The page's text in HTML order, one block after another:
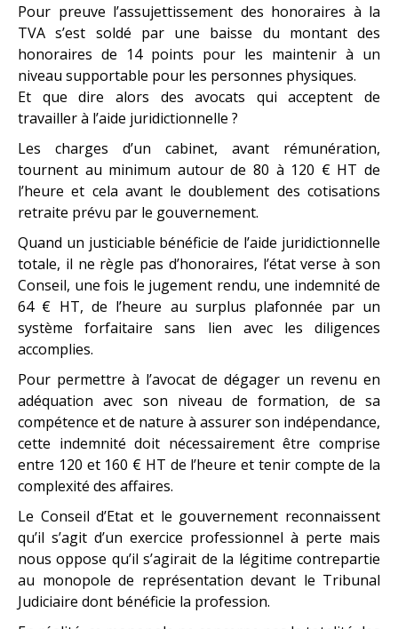
Pour preuve l’assujettissement des honoraires à la
TVA s’est soldé par une baisse du montant des
honoraires de 14 points pour les maintenir à un
niveau supportable pour les personnes physiques.
Et que dire alors des avocats qui acceptent de
travailler à l’aide juridictionnelle ?
Les charges d’un cabinet, avant rémunération,
tournent au minimum autour de 80 à 120 € HT de
l’heure et cela avant le doublement des cotisations
retraite prévu par le gouvernement.
Quand un justiciable bénéficie de l’aide juridictionnelle
totale, il ne règle pas d’honoraires, l’état verse à son
Conseil, une fois le jugement rendu, une indemnité de
64 € HT, de l’heure au surplus plafonnée par un
système forfaitaire sans lien avec les diligences
accomplies.
Pour permettre à l’avocat de dégager un revenu en
adéquation avec son niveau de formation, de sa
compétence et de nature à assurer son indépendance,
cette indemnité doit nécessairement être comprise
entre 120 et 160 € HT de l’heure et tenir compte de la
complexité des affaires.
Le Conseil d’Etat et le gouvernement reconnaissent
qu’il s’agit d’un exercice professionnel à perte mais
nous oppose qu’il s’agirait de la légitime contrepartie
au monopole de représentation devant le Tribunal
Judiciaire dont bénéficie la profession.